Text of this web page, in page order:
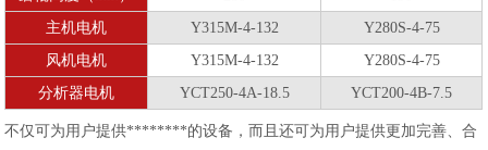
主机电机
Y315M-4-132
Y280S-4-75
风机电机
Y315M-4-132
Y280S-4-75
分析器电机
YCT250-4A-18.5 YCT200-4B-7.5
不仅可为用户提供********的设备，而且还可为用户提供更加完善、合